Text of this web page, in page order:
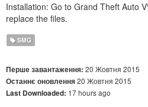
Installation: Go to Grand Theft Auto
replace the files.
SMG
Перше завантаження: 20 Жовтня 2015
Останнє оновлення20 Жовтня 2015
Last Downloaded: 17 hours ago